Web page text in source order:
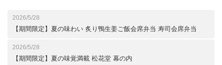
2026/5/28
【期間限定】夏の味わい 炙り鴨生姜ご飯会席弁当 寿司会席弁当
2026/5/28
【期間限定】夏の味覚満載 松花堂 幕の内